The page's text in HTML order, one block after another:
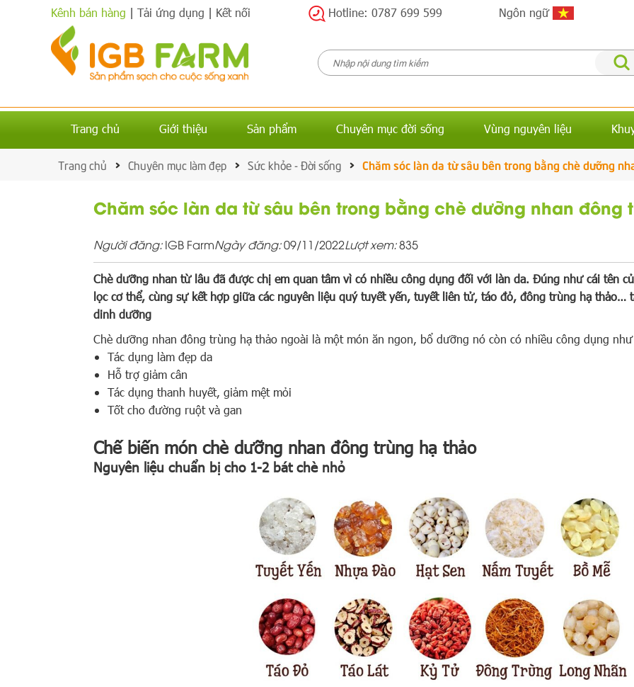
Kênh bán hàng | Tải ứng dụng | Kết nối Hotline: 0787 699 599 Ngôn ngữ
Trang chủ Giới thiệu Sản phẩm Chuyên mục đời sống Vùng nguyên liệu
Trang chủ Chuyên mục làm đẹp Sức khỏe - Đời sống Chăm sóc làn da từ sâu bên trong bằng chè dưỡng
Chăm sóc làn da từ sâu bên trong bằng chè dưỡng nhan đông
Người đăng: IGB FarmNgày đăng:09/11/2022Lượt xem:835
Chè dưỡng nhan từ lâu đã được chị em quan tâm vì có nhiều công dụng đối với làn da. Đúng như cái tên
lọc cơ thể, cùng sự kết hợp giữa các nguyên liệu quý tuyết yến, tuyết liên tử, táo đỏ, đông trùng hạ thảo…
dinh dưỡng
Chè dưỡng nhan đông trùng hạ thảo ngoài là một món ăn ngon, bổ dưỡng nó còn có nhiều công dụng như
Tác dụng làm đẹp da
Hỗ trợ giảm cân
Tác dụng thanh huyết, giảm mệt mỏi
Tốt cho đường ruột và gan
Chế biến món chè dưỡng nhan đông trùng hạ thảo
Nguyên liệu chuẩn bị cho 1-2 bát chè nhỏ